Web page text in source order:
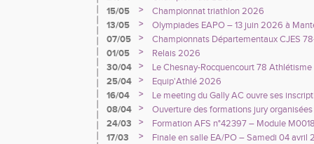
15/05
>
Championnat triathlon 2026
13/05
>
Olympiades EAPO – 13 juin 2026 à
07/05
>
Championnats Départementaux CJES
01/05
>
Relais 2026
30/04
>
Le Chesnay-Rocquencourt 78
d’athlétisme et recrute !
25/04 >
Equip'Athlé 2026
16/04
>
Le meeting du Gally AC ouvre ses
08/04
>
Ouverture des formations jury
24/03
>
Formation AFS n°42397 – Module
Principes généraux »
17/03 >
Finale en salle EA/PO – Samedi 04 avril